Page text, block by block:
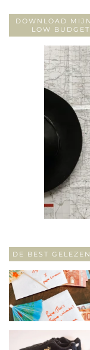
DOWNLOAD
LOW
DE BEST